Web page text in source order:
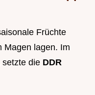
Früchte
Magen lagen. Im
setzte die DDR